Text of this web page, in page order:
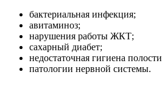
бактериальная инфекция;
авитаминоз;
нарушения работы ЖКТ;
сахарный диабет;
недостаточная гигиена
патологии нервной системы.